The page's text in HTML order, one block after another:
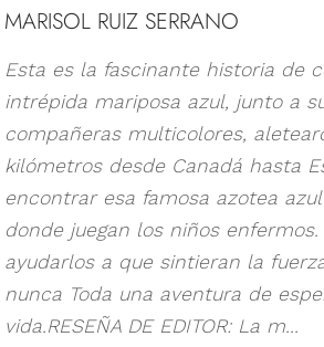
MARISOL RUIZ SERRANO
Esta es la fascinante historia de
intrépida mariposa azul, junto a
compañeras multicolores,
kilómetros desde Canadá hasta
encontrar esa famosa azotea
donde juegan los niños
ayudarlos a que sintieran la
nunca Toda una aventura de
vida.RESEÑA DE EDITOR: La m...